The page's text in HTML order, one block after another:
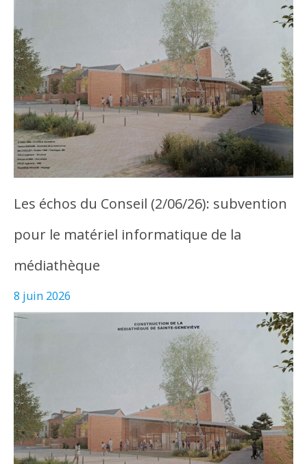
Les échos du Conseil (2/06/26): subvention
pour le matériel informatique de la
médiathèque
8 juin 2026